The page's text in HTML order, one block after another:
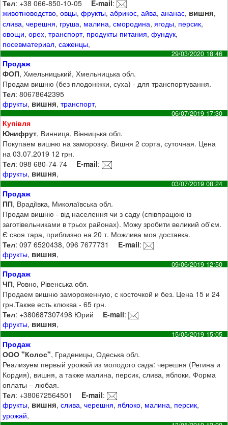
Тел: +38 066-850-10-05 E-mail:
животноводство,овцы,фрукты,абрикос,айва,ананас, вишня,
слива,черешня, груша, малина,смородина,ягоды, персик,
овощи,орех,транспорт, продукты питания,фундук,
посевматериал,саженцы,
29/03/2020 18:46
Продаж
ФОП, Хмельницький, Хмельницька обл.
Продам вишню (без плодоніжки, суха) - для транспортування.
Тел: 80678642395
фрукты, вишня,транспорт,
06/07/2019 17:30
Купівля
Юнифрут, Винница, Вінницька обл.
Покупаем вишню на заморозку. Вишня 2 сорта, суточная. Цена
на 03.07.2019 12 грн.
Тел: 098 680-74-74 E-mail:
фрукты, вишня,
03/07/2019 08:24
Продаж
ПП, Врадіївка, Миколаївська обл.
Продам вишню - від населення чи з саду (співпрацюю із
заготівельниками в трьох районах). Можу зробити великий об'єм.
Є своя тара, приблизно на 20 т. Можлива моя доставка.
Тел: 097 6520438, 096 7677731 E-mail:
фрукты, вишня,
09/06/2019 12:50
Продаж
ЧП, Ровно, Рівенська обл.
Продаем вишню замороженную, с косточкой и без. Цена 15 и 24
грн.Также есть клюква - 65 грн.
Тел: +380687307498 Юрий E-mail:
фрукты, вишня,
15/05/2019 15:05
Продаж
ООО "Колос", Граденицы, Одеська обл.
Реализуем первый урожай из молодого сада: черешня (Регина и
Кордия), вишня, а также малина, персик, слива, яблоки. Форма
оплаты – любая.
Тел: +380672564501 E-mail:
фрукты, вишня,слива,черешня,яблоко, малина, персик,
урожай,